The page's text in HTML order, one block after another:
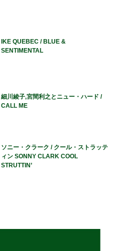
IKE QUEBEC / BLUE &
SENTIMENTAL
細川綾子,宮間利之とニュー・ハード /
CALL ME
ソニー・クラーク / クール・ストラッテ
ィン SONNY CLARK COOL
STRUTTIN’